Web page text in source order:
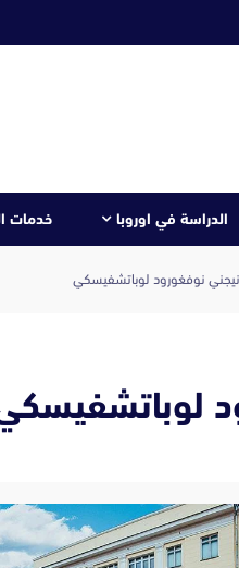
الدراسة في اوروبا خدمات
نوفغورود لوباتشفيسكي